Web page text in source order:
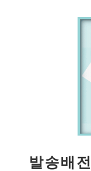
발송배